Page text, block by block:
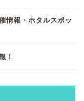
情報・ホタルスポッ
！